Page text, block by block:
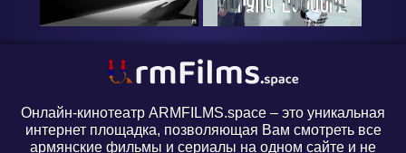
Онлайн-кинотеатр ARMFILMS.space – это уникальная
интернет площадка, позволяющая Вам смотреть все
армянские фильмы и сериалы на одном сайте и не